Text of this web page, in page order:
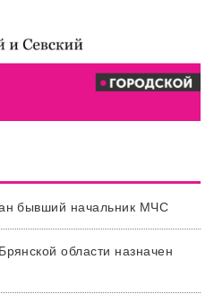
бывший начальник МЧС
области назначен